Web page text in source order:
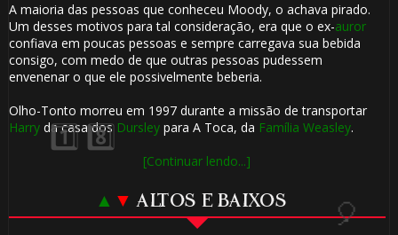
A maioria das pessoas que conheceu Moody, o achava pirado.
Um desses motivos para tal consideração, era que o ex-auror
confiava em poucas pessoas e sempre carregava sua bebida
consigo, com medo de que outras pessoas pudessem
envenenar o que ele possivelmente beberia.
Olho-Tonto morreu em 1997 durante a missão de transportar
Harryda casa dos Dursleypara A Toca, da Família Weasley.
[Continuar lendo...]
▲ ▼ ALTOS E BAIXOS
⚡
⚡
⚡
1️⃣ 8️⃣